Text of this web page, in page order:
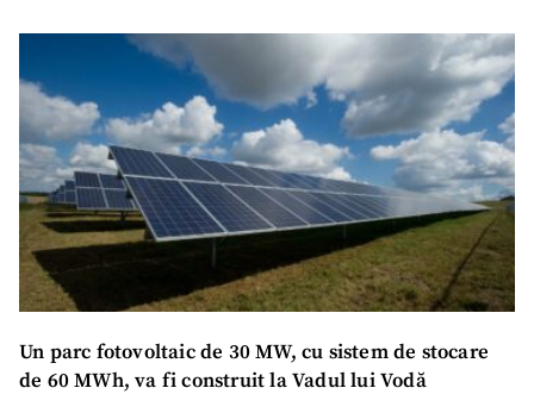
Un parc fotovoltaic de 30 MW, cu sistem de stocare
de 60 MWh, va fi construit la Vadul lui Vodă